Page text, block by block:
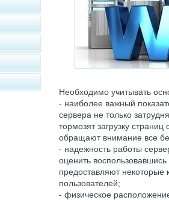
Необходимо учитывать
- наиболее важный
сервера не только
тормозят загрузку
обращают внимание все
- надежность работы
оценить
предоставляют некоторые
пользователей;
- физическое